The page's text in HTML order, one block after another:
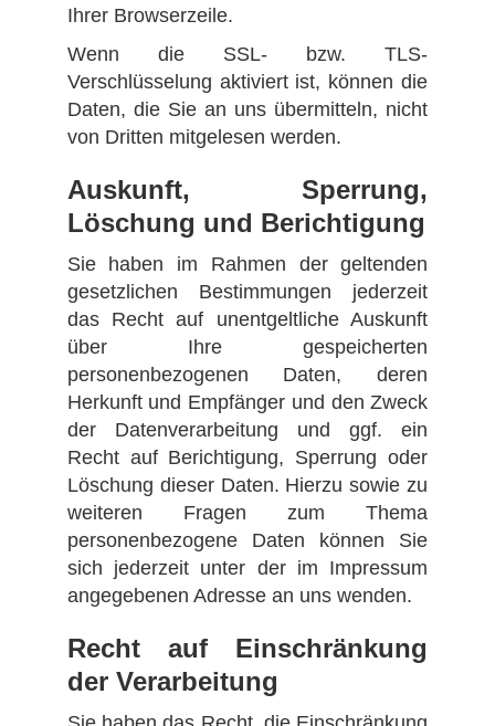
Ihrer Browserzeile.
Wenn die SSL- bzw. TLS-
Verschlüsselung aktiviert ist, können die
Daten, die Sie an uns übermitteln, nicht
von Dritten mitgelesen werden.
Auskunft, Sperrung,
Löschung und Berichtigung
Sie haben im Rahmen der geltenden
gesetzlichen Bestimmungen jederzeit
das Recht auf unentgeltliche Auskunft
über Ihre gespeicherten
personenbezogenen Daten, deren
Herkunft und Empfänger und den Zweck
der Datenverarbeitung und ggf. ein
Recht auf Berichtigung, Sperrung oder
Löschung dieser Daten. Hierzu sowie zu
weiteren Fragen zum Thema
personenbezogene Daten können Sie
sich jederzeit unter der im Impressum
angegebenen Adresse an uns wenden.
Recht auf Einschränkung
der Verarbeitung